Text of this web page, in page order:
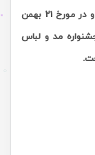
اهل قلم تهران با حضور اساتید اهل قلم برگزار شد و در مورخ 21 بهمن
مد و لباس